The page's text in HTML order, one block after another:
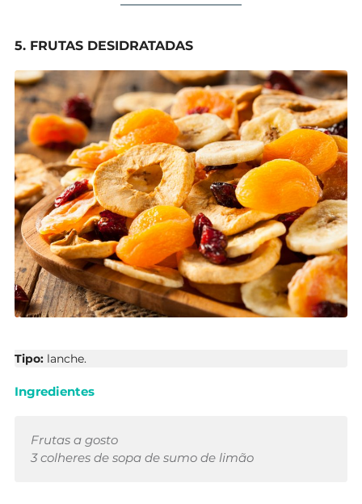
5. FRUTAS DESIDRATADAS
Tipo: lanche.
Ingredientes
Frutas a gosto
3 colheres de sopa de sumo de limão